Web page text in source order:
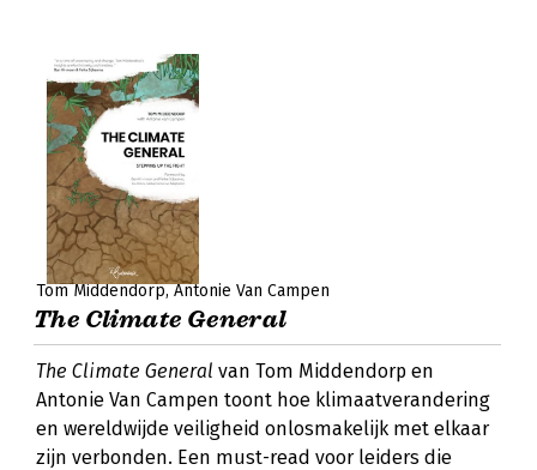
Tom Middendorp Antonie Van Campen
The Climate General
The Climate General van Tom Middendorp en
Antonie Van Campen toont hoe klimaatverandering
en wereldwijde veiligheid onlosmakelijk met elkaar
zijn verbonden. Een must-read voor leiders die